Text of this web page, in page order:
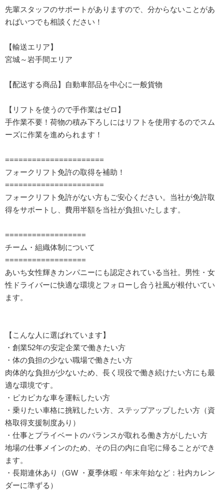
先輩スタッフのサポートがありますので、分からないことがあ
ればいつでも相談ください！
【輸送エリア】
宮城～岩手間エリア
【配送する商品】自動車部品を中心に一般貨物
【リフトを使うので手作業はゼロ】
手作業不要！荷物の積み下ろしにはリフトを使用するのでスム
ーズに作業を進められます！
======================
フォークリフト免許の取得を補助！
======================
フォークリフト免許がない方もご安心ください。当社が免許取
得をサポートし、費用半額を当社が負担いたします。
==================
チーム・組織体制について
==================
あいち女性輝きカンパニーにも認定されている当社。男性・女
性ドライバーに快適な環境とフォローし合う社風が根付いてい
ます。
【こんな人に選ばれています】
・創業52年の安定企業で働きたい方
・体の負担の少ない職場で働きたい方
肉体的な負担が少ないため、長く現役で働き続けたい方にも最
適な環境です。
・ピカピカな車を運転したい方
・乗りたい車格に挑戦したい方、ステップアップしたい方（資
格取得支援制度あり）
・仕事とプライベートのバランスが取れる働き方がしたい方
地場の仕事メインのため、その日の内に自宅に帰ることができ
ます。
・長期連休あり（GW ・夏季休暇・年末年始など：社内カレン
ダーに準ずる）